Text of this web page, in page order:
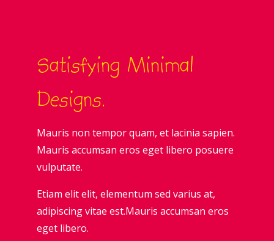
Satisfying Minimal
Designs.
Mauris non tempor quam, et lacinia sapien.
Mauris accumsan eros eget libero posuere
vulputate.
Etiam elit elit, elementum sed varius at,
adipiscing vitae est.Mauris accumsan eros
eget libero.